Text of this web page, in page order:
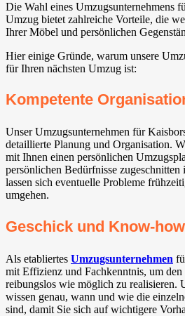
Die Wahl eines Umzugsunternehmens
Umzug bietet zahlreiche Vorteile, die
Ihrer Möbel und persönlichen
Hier einige Gründe, warum unsere
für Ihren nächsten Umzug ist:
Kompetente
Unser Umzugsunternehmen für
detaillierte Planung und Organisation.
mit Ihnen einen persönlichen
persönlichen Bedürfnisse
lassen sich eventuelle Probleme
umgehen.
Geschick und Know-how
Als etabliertes Umzugsunternehmen
mit Effizienz und Fachkenntnis, um
reibungslos wie möglich zu realisieren.
wissen genau, wann und wie die
sind, damit Sie sich auf wichtigere